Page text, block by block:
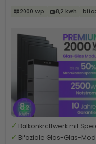
2000 Wp 8,2 kWh
Balkonkraftwerk mit
Bifaziale Glas-Glas-